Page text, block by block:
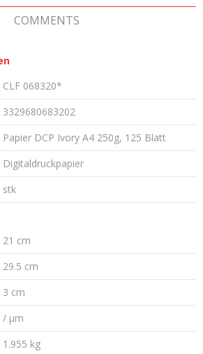
COMMENTS
CLF 068320*
3329680683202
Papier DCP Ivory A4 250g, 125 Blatt
Digitaldruckpapier
stk
21 cm
29.5 cm
3 cm
/ µm
1.955 kg